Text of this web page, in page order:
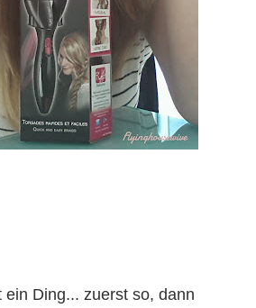
ein Ding... zuerst so, dann